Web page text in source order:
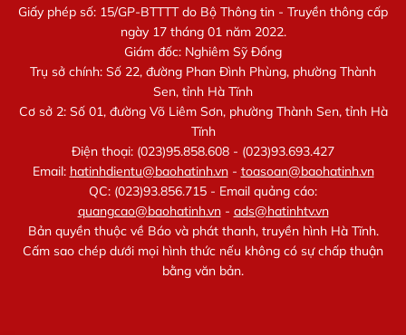
Giấy phép số: 15/GP-BTTTT do Bộ Thông tin - Truyền thông cấp
ngày 17 tháng 01 năm 2022.
Giám đốc: Nghiêm Sỹ Đống
Trụ sở chính: Số 22, đường Phan Đình Phùng, phường Thành
Sen, tỉnh Hà Tĩnh
Cơ sở 2: Số 01, đường Võ Liêm Sơn, phường Thành Sen, tỉnh Hà
Tĩnh
Điện thoại: (023)95.858.608 - (023)93.693.427
Email: hatinhdientu@baohatinh.vn- toasoan@baohatinh.vn
QC: (023)93.856.715 - Email quảng cáo:
quangcao@baohatinh.vn- ads@hatinhtv.vn
Bản quyền thuộc về Báo và phát thanh, truyền hình Hà Tĩnh.
Cấm sao chép dưới mọi hình thức nếu không có sự chấp thuận
bằng văn bản.